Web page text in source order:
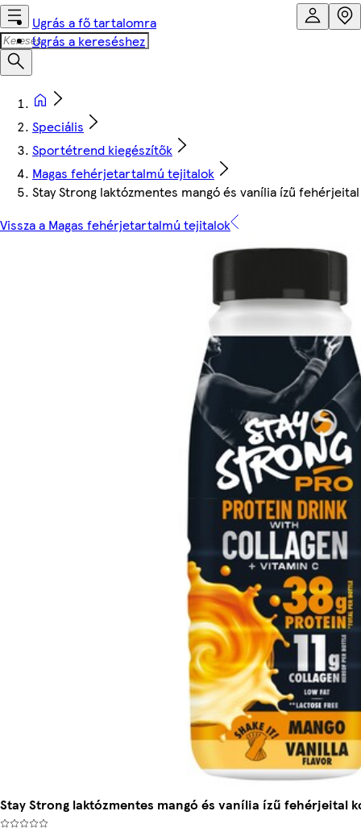
Ugrás a fő tartalomra
Ugrás a kereséshez
Speciális
Sportétrend kiegészítők
Magas fehérjetartalmú tejitalok
Stay Strong laktózmentes mangó és vanília ízű
Vissza a Magas fehérjetartalmú tejitalok
Stay Strong laktózmentes mangó és vanília ízű fehérjeital